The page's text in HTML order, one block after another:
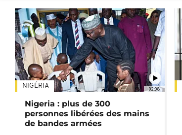
02:08
NIGÉRIA
Nigeria : plus de 300
personnes libérées des mains
de bandes armées